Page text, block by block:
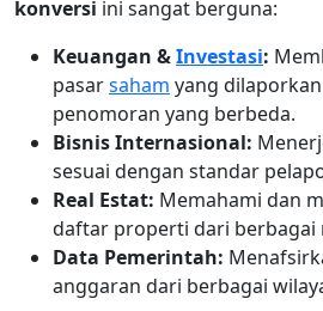
konversi ini sangat berguna:
Keuangan &Investasi:
pasarsaham yang
penomoran yang berbeda.
Bisnis Internasional:
sesuai dengan standar
Real Estat: Memahami dan
daftar properti dari berbagai
Data Pemerintah:
anggaran dari berbagai